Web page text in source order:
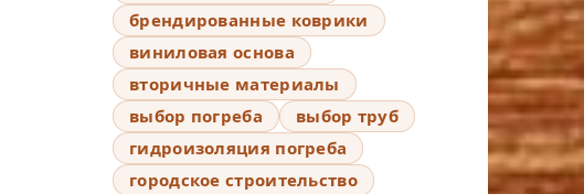
брендированные коврики
виниловая основа
вторичные материалы
выбор погреба
выбор труб
гидроизоляция погреба
городское строительство